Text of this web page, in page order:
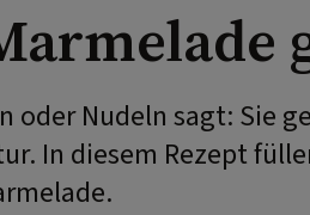
oder Nudeln sagt: Sie
In diesem Rezept